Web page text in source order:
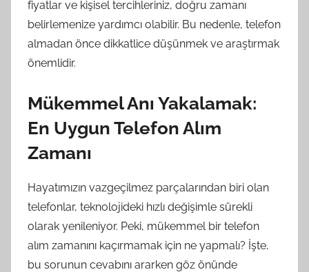
fiyatlar ve kişisel tercihleriniz, doğru zamanı
belirlemenize yardımcı olabilir. Bu nedenle, telefon
almadan önce dikkatlice düşünmek ve araştırmak
önemlidir.
Mükemmel Anı Yakalamak:
En Uygun Telefon Alım
Zamanı
Hayatımızın vazgeçilmez parçalarından biri olan
telefonlar, teknolojideki hızlı değişimle sürekli
olarak yenileniyor. Peki, mükemmel bir telefon
alım zamanını kaçırmamak için ne yapmalı? İşte,
bu sorunun cevabını ararken göz önünde